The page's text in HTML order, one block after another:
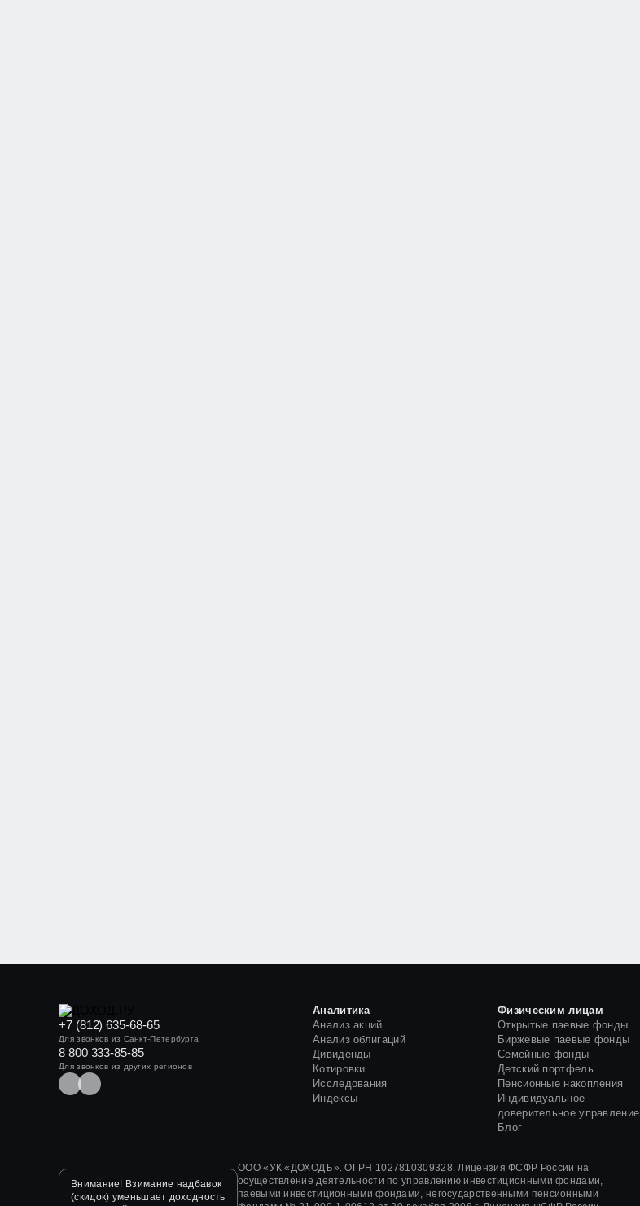
+7 (812) 635-68-65
Для звонков из Санкт-Петербурга
8 800 333-85-85
Для звонков из других регионов
Аналитика
Анализ акций
Анализ облигаций
Дивиденды
Котировки
Исследования
Индексы
Физическим лицам
Открытые паевые фонды
Биржевые паевые фонды
Семейные фонды
Детский портфель
Пенсионные накопления
Индивидуальное
доверительное управление
Блог
ООО «УК «ДОХОДЪ». ОГРН 1027810309328. Лицензия ФСФР России на
осуществление деятельности по управлению инвестиционными фондами,
паевыми инвестиционными фондами, негосударственными пенсионными
Внимание! Взимание надбавок
(скидок) уменьшает доходность